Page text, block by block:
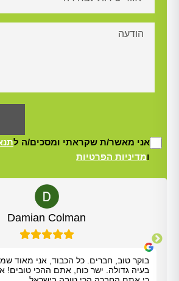
אני מאשר/ת שקראתי ומסכים/ה ל
ומדיניות הפרטיות
Yisrael Woolf
תודה על כל העזרה. התרשמנו מאוד מנריה
הגיע תוך שעה, ביצע את העבודה מהר